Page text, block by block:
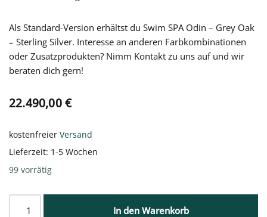
Als Standard-Version erhältst du Swim SPA Odin – Grey Oak
– Sterling Silver. Interesse an anderen Farbkombinationen
oder Zusatzprodukten? Nimm Kontakt zu uns auf und wir
beraten dich gern!
22.490,00 €
kostenfreier Versand
Lieferzeit: 1-5 Wochen
99 vorrätig
In den Warenkorb